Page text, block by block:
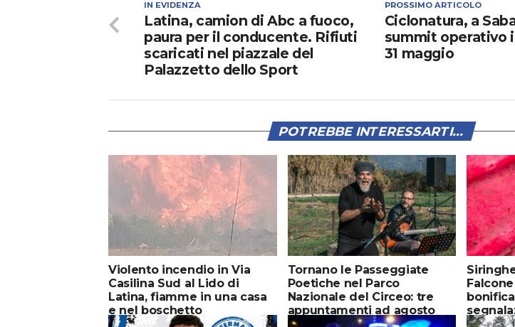
PROSSIMO ARTICOLO
Ciclonatura, a
summit operativo
31 maggio
IN EVIDENZA
Latina, camion di Abc a fuoco,
paura per il conducente. Rifiuti
scaricati nel piazzale del
Palazzetto dello Sport
POTREBBE INTERESSARTI...
Violento incendio in Via
Casilina Sud al Lido di
Latina, fiamme in una casa
e nel boschetto
Tornano le Passeggiate
Poetiche nel Parco
Nazionale del Circeo: tre
appuntamenti ad agosto